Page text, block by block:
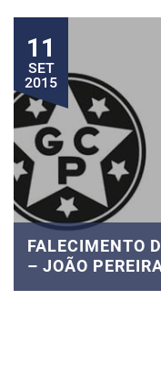
11
SET
2015
FALECIMENTO
– JOÃO